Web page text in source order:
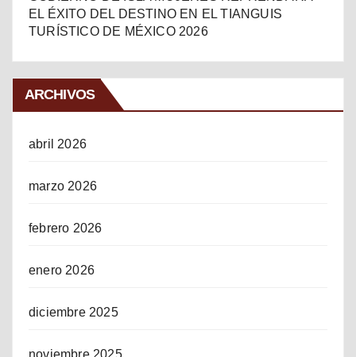
EL ÉXITO DEL DESTINO EN EL TIANGUIS
TURÍSTICO DE MÉXICO 2026
ARCHIVOS
abril 2026
marzo 2026
febrero 2026
enero 2026
diciembre 2025
noviembre 2025